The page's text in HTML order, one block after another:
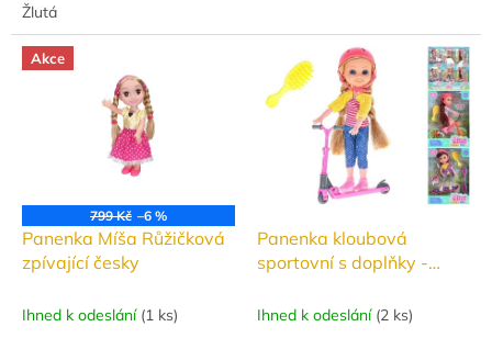
napodobování každodenních
situací....
Žlutá
Akce
799 Kč –6 %
Panenka Míša Růžičková
zpívající česky
Ihned k odeslání (1 ks)
Panenka kloubová
sportovní s doplňky -
Ihned k odeslání (2 ks)